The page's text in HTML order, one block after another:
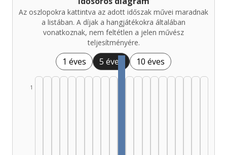
Az oszlopokra kattintva az adott időszak művei maradnak
a listában. A díjak a hangjátékokra általában
vonatkoznak, nem feltétlen a jelen művész
teljesítményére.
1 éves 5 éves 10 éves
1